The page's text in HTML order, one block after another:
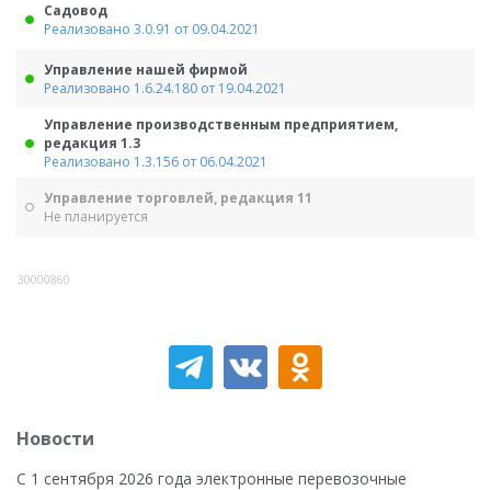
Садовод
Реализовано 3.0.91 от 09.04.2021
Управление нашей фирмой
Реализовано 1.6.24.180 от 19.04.2021
Управление производственным предприятием,
редакция 1.3
Реализовано 1.3.156 от 06.04.2021
Управление торговлей, редакция 11
Не планируется
30000860
Новости
С 1 сентября 2026 года электронные перевозочные